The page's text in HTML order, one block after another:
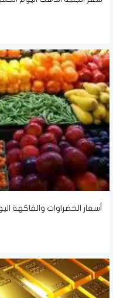
أسعار الخضراوات والفاكهة اليوم